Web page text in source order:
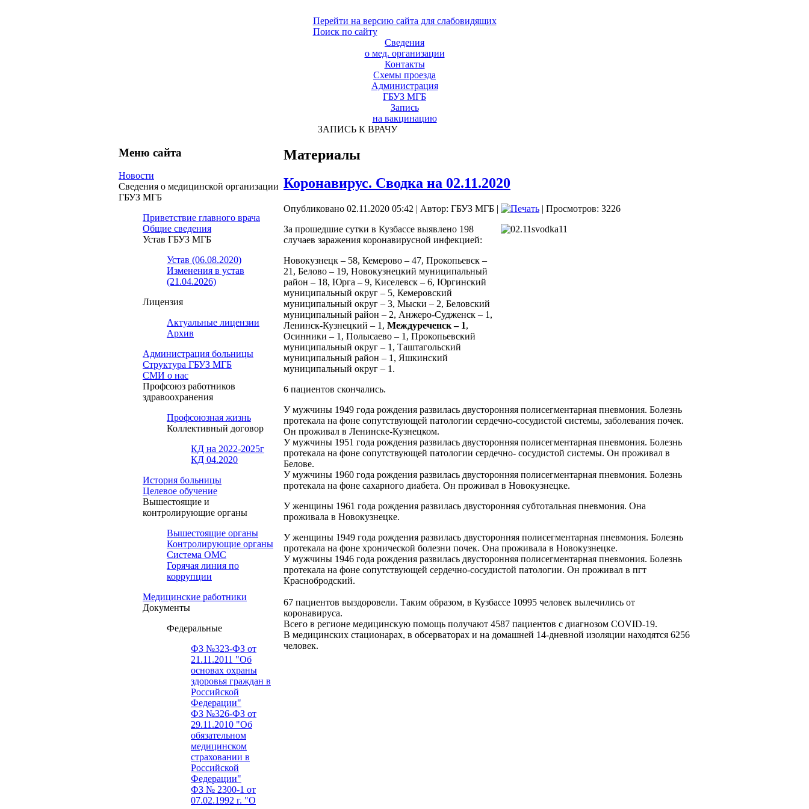
Перейти на версию сайта для слабовидящих
Поиск по сайту
Сведения
о мед. организации
Контакты
Схемы проезда
Администрация
ГБУЗ МГБ
Запись
на вакцинацию
ЗАПИСЬ К ВРАЧУ
Меню сайта
Новости
Сведения о медицинской организации
ГБУЗ МГБ
Приветствие главного врача
Общие сведения
Устав ГБУЗ МГБ
Устав (06.08.2020)
Изменения в устав
(21.04.2026)
Лицензия
Актуальные лицензии
Архив
Администрация больницы
Структура ГБУЗ МГБ
СМИ о нас
Профсоюз работников
здравоохранения
Профсоюзная жизнь
Коллективный договор
КД на 2022-2025г
КД 04.2020
История больницы
Целевое обучение
Вышестоящие и
контролирующие органы
Вышестоящие органы
Контролирующие органы
Система ОМС
Горячая линия по
коррупции
Медицинские работники
Документы
Федеральные
ФЗ №323-ФЗ от
21.11.2011 "Об
основах охраны
здоровья граждан в
Российской
Федерации"
ФЗ №326-ФЗ от
29.11.2010 "Об
обязательном
медицинском
страховании в
Российской
Федерации"
ФЗ № 2300-1 от
07.02.1992 г. "О
Материалы
Коронавирус. Сводка на 02.11.2020
Опубликовано 02.11.2020 05:42 | Автор: ГБУЗ МГБ |
| Просмотров: 3226
За прошедшие сутки в Кузбассе выявлено 198
случаев заражения коронавирусной инфекцией:
Новокузнецк – 58, Кемерово – 47, Прокопьевск –
21, Белово – 19, Новокузнецкий муниципальный
район – 18, Юрга – 9, Киселевск – 6, Юргинский
муниципальный округ – 5, Кемеровский
муниципальный округ – 3, Мыски – 2, Беловский
муниципальный район – 2, Анжеро-Судженск – 1,
Ленинск-Кузнецкий – 1, Междуреченск – 1,
Осинники – 1, Полысаево – 1, Прокопьевский
муниципальный округ – 1, Таштагольский
муниципальный район – 1, Яшкинский
муниципальный округ – 1.
6 пациентов скончались.
У мужчины 1949 года рождения развилась двусторонняя полисегментарная пневмония. Болезнь
протекала на фоне сопутствующей патологии сердечно-сосудистой системы, заболевания почек.
Он проживал в Ленинске-Кузнецком.
У мужчины 1951 года рождения развилась двусторонняя полисегментарная пневмония. Болезнь
протекала на фоне сопутствующей патологии сердечно- сосудистой системы. Он проживал в
Белове.
У мужчины 1960 года рождения развилась двусторонняя полисегментарная пневмония. Болезнь
протекала на фоне сахарного диабета. Он проживал в Новокузнецке.
У женщины 1961 года рождения развилась двусторонняя субтотальная пневмония. Она
проживала в Новокузнецке.
У женщины 1949 года рождения развилась двусторонняя полисегментарная пневмония. Болезнь
протекала на фоне хронической болезни почек. Она проживала в Новокузнецке.
У мужчины 1946 года рождения развилась двусторонняя полисегментарная пневмония. Болезнь
протекала на фоне сопутствующей сердечно-сосудистой патологии. Он проживал в пгт
Краснобродский.
67 пациентов выздоровели. Таким образом, в Кузбассе 10995 человек вылечились от
коронавируса.
Всего в регионе медицинскую помощь получают 4587 пациентов с диагнозом COVID-19.
В медицинских стационарах, в обсерваторах и на домашней 14-дневной изоляции находятся 6256
человек.